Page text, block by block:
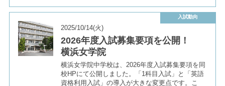
入試動向
2025/10/14(火)
2026年度入試募集要項を公開！
横浜女学院
横浜女学院中学校は、2026年度入試募集要項を同
校HPにて公開しました。「1科目入試」と「英語
資格利用入試」の導入が大きな変更点です。こ